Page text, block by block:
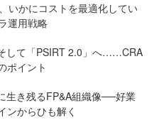
いかにコストを最適化してい
運用戦略
して「PSIRT 2.0」へ……CRA
ポイント
生き残るFP&A組織像──好業
ンからひも解く